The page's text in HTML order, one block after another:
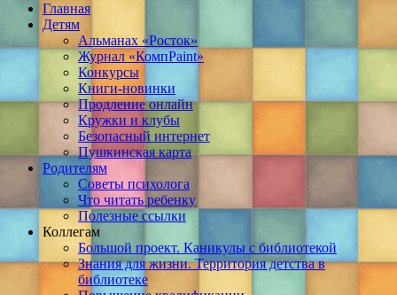
Главная
Детям
Альманах «Росток»
Журнал «КомпPaint»
Конкурсы
Книги-новинки
Продление онлайн
Кружки и клубы
Безопасный интернет
Пушкинская карта
Родителям
Советы психолога
Что читать ребенку
Полезные ссылки
Коллегам
Большой проект. Каникулы с библиотекой
Знания для жизни. Территория детства в
библиотеке